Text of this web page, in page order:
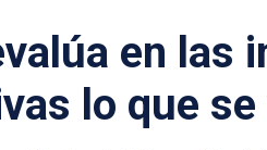
en las
lo que se